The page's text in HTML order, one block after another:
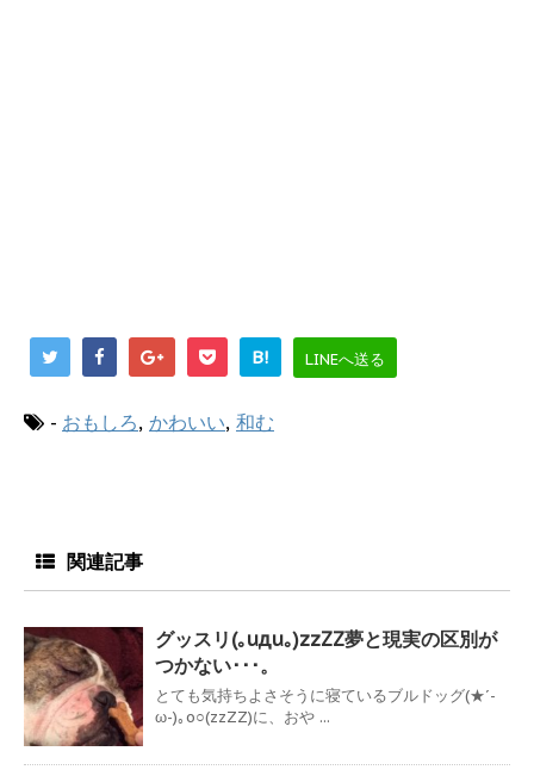
B! LINEへ送る
- おもしろ, かわいい, 和む
関連記事
グッスリ(｡uдu｡)zzZZ夢と現実の区別が
つかない･･･。
とても気持ちよさそうに寝ているブルドッグ(★´-
ω-)｡o○(zzZZ)に、おや ...